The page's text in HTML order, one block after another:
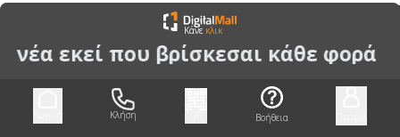
ΠΑΤΗΣΤΕ ΓΙΑ ΝΑ ΛΑΒΕΤΕ ΕΙΔΟΠΟΙΗΣΕΙΣ
Μπορείτε να κάνετε ανά πάσα στιγμή σίγαση/
ενεργοποίηση μέσω του κουμπιού
Κάνε κλικ
εκεί που βρίσκεσαι κάθε φορά
Κλήση Βοήθεια